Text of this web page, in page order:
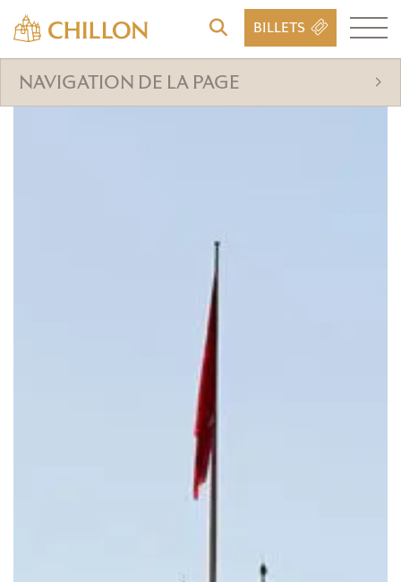
BILLETS
NAVIGATION DE LA PAGE